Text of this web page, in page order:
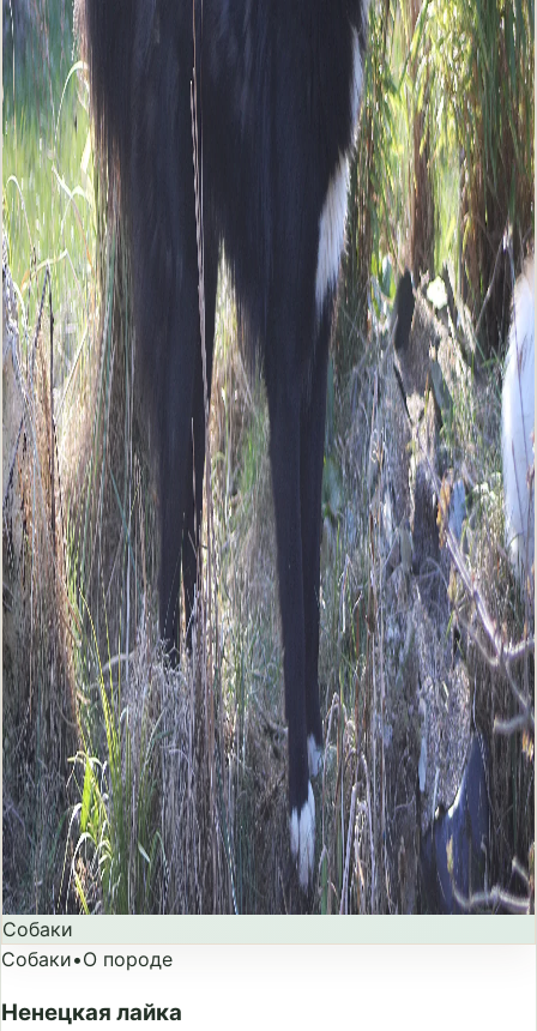
Собаки
Собаки•О породе
Ненецкая лайка